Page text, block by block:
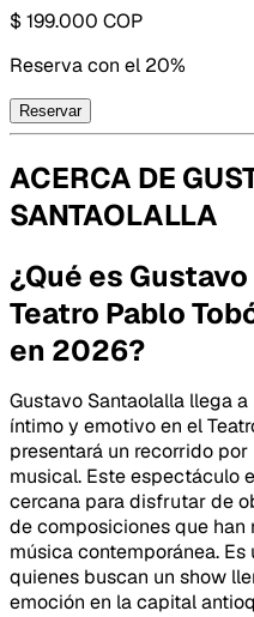
$ 199.000 COP
Reserva con el 20%
Reservar
ACERCA DE
SANTAOLALLA
¿Qué es
Teatro Pablo
en 2026?
Gustavo Santaolalla llega
íntimo y emotivo en el
presentará un recorrido
musical. Este espectáculo
cercana para disfrutar de
de composiciones que
música contemporánea.
quienes buscan un show
emoción en la capital